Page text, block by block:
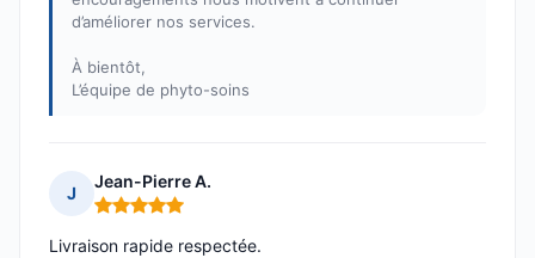
d’améliorer nos services.
À bientôt,
L’équipe de phyto-soins
J
Jean-Pierre A.
Note : 5 sur 5
Livraison rapide respectée.